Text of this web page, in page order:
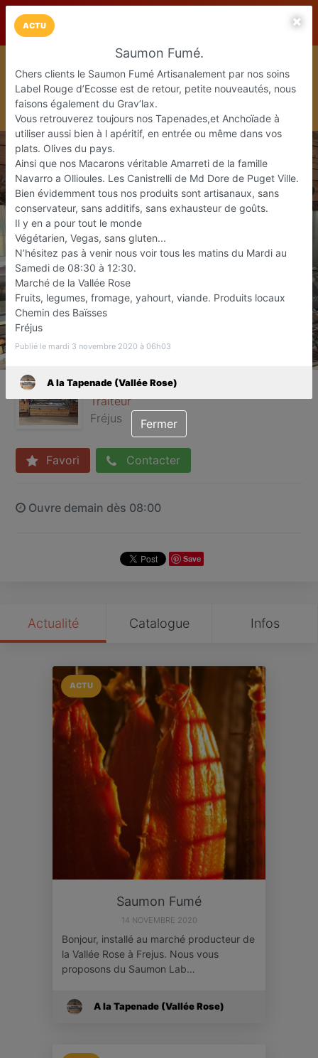
LaCarte Play Store
Installez l'App LaCarte
Téléchargez gratuitement l'app LaCarte pour suivre vos
commerces favoris et ne rien rater !
Télécharger Plus tard
A la Tapenade (Vallée Rose)
Traiteur
Fréjus
Favori Contacter
Ouvre demain dès 08:00
Save
Actualité Catalogue Infos
ACTU
Saumon Fumé
14 NOVEMBRE 2020
Bonjour, installé au marché producteur de
la Vallée Rose à Frejus. Nous vous
proposons du Saumon Lab…
A la Tapenade (Vallée Rose)
ACTU
Saumon Fumé.
Chers clients le Saumon Fumé Artisanalement par nos soins
Label Rouge d’Ecosse est de retour, petite nouveautés, nous
faisons également du Grav’lax.
Vous retrouverez toujours nos Tapenades,et Anchoïade à
utiliser aussi bien à l apéritif, en entrée ou même dans vos
plats. Olives du pays.
Ainsi que nos Macarons véritable Amarreti de la famille
Navarro a Ollioules. Les Canistrelli de Md Dore de Puget Ville.
Bien évidemment tous nos produits sont artisanaux, sans
conservateur, sans additifs, sans exhausteur de goûts.
Il y en a pour tout le monde
Végétarien, Vegas, sans gluten...
N’hésitez pas à venir nous voir tous les matins du Mardi au
Samedi de 08:30 à 12:30.
Marché de la Vallée Rose
Fruits, legumes, fromage, yahourt, viande. Produits locaux
Chemin des Baïsses
Fréjus
Publié le mardi 3 novembre 2020 à 06h03
A la Tapenade (Vallée Rose)
Fermer